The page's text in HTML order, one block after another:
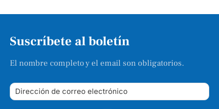
Suscríbete al boletín
El nombre completo y el email son obligatorios.